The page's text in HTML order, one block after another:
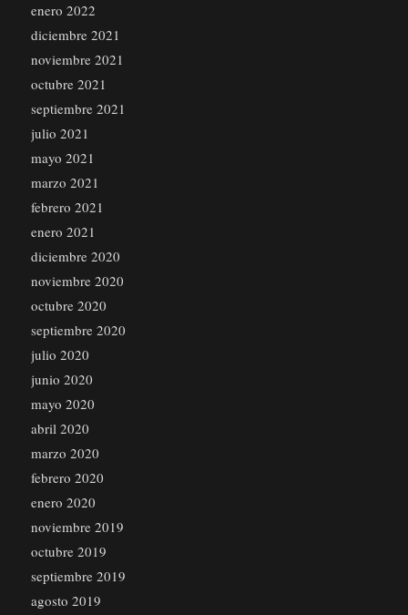
enero 2022
diciembre 2021
noviembre 2021
octubre 2021
septiembre 2021
julio 2021
mayo 2021
marzo 2021
febrero 2021
enero 2021
diciembre 2020
noviembre 2020
octubre 2020
septiembre 2020
julio 2020
junio 2020
mayo 2020
abril 2020
marzo 2020
febrero 2020
enero 2020
noviembre 2019
octubre 2019
septiembre 2019
agosto 2019